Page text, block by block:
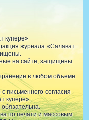
купере»
журнала «Салават
на сайте, защищены
в любом объеме
письменного согласия
купере».
по печати и массовым